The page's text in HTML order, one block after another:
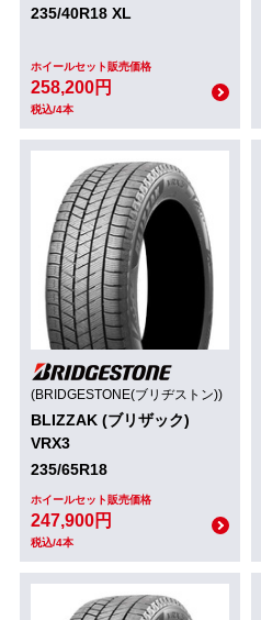
235/40R18 XL
ホイールセット販売価格
258,200円
税込/4本
(BRIDGESTONE(ブリヂストン))
BLIZZAK (ブリザック)
VRX3
235/65R18
ホイールセット販売価格
247,900円
税込/4本